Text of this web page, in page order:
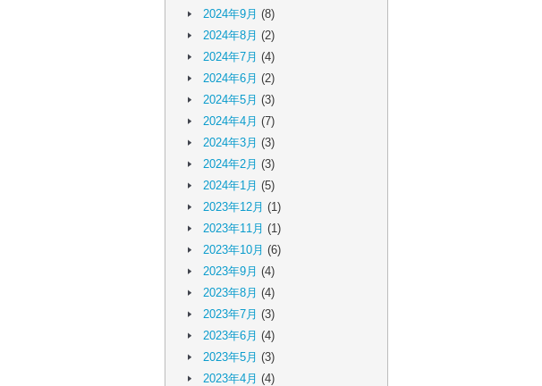
2024年9月 (8)
2024年8月 (2)
2024年7月 (4)
2024年6月 (2)
2024年5月 (3)
2024年4月 (7)
2024年3月 (3)
2024年2月 (3)
2024年1月 (5)
2023年12月 (1)
2023年11月 (1)
2023年10月 (6)
2023年9月 (4)
2023年8月 (4)
2023年7月 (3)
2023年6月 (4)
2023年5月 (3)
2023年4月 (4)